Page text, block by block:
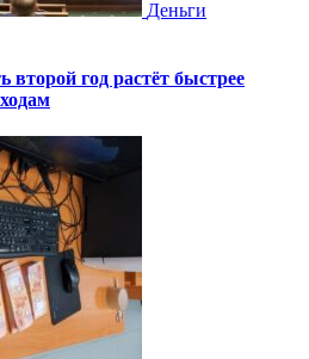
Деньги
второй год растёт быстрее